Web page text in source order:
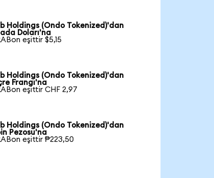
Holdings (Ondo Tokenized)'dan
Doları'na
eşittir $5,15
Holdings (Ondo Tokenized)'dan
Frangı'na
eşittir CHF 2,97
Holdings (Ondo Tokenized)'dan
Pezosu'na
eşittir ₱223,50